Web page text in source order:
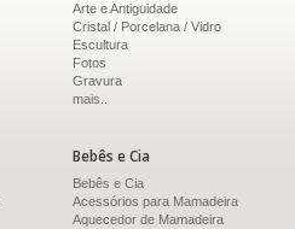
Arte e Antiguidade
Cristal / Porcelana / Vidro
Escultura
Fotos
Gravura
mais..
Bebês e Cia
Bebês e Cia
Acessórios para Mamadeira
Aquecedor de Mamadeira